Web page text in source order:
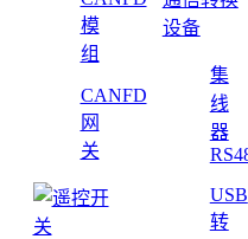
模
组
CANFD
网
关
设备
集
线
器
USB
转